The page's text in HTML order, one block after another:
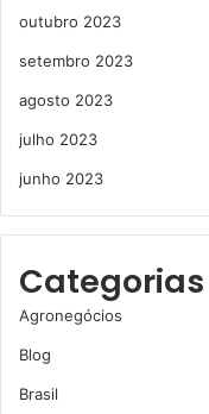
outubro 2023
setembro 2023
agosto 2023
julho 2023
junho 2023
Categorias
Agronegócios
Blog
Brasil